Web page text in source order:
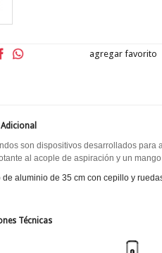
agregar favorito
son dispositivos desarrollados
al acople de aspiración y un
de aluminio de 35 cm con cepillo y
Técnicas